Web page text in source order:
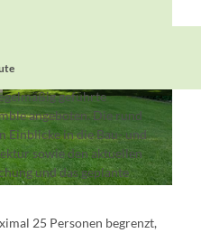
© SKO Projekt GmbH 2025, SKO Projekt GmbH
wieder für Besucher
geführte
angeboten. Die rund
Einblicke in die Bau- und
sowie den aktuellen
und das geplante
25 Personen begrenzt,